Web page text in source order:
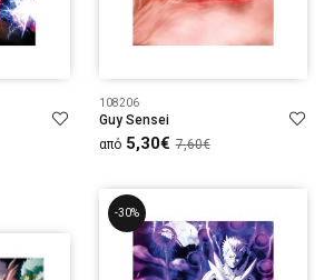
108206
Guy Sensei
από 5,30€ 7,60€
-30%